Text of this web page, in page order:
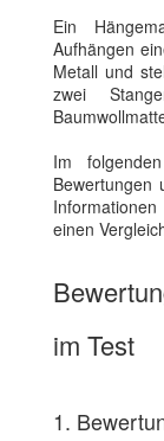
Ein
Aufhängen
Metall und
zwei
Im
Bewertungen
einen
im Test
1.